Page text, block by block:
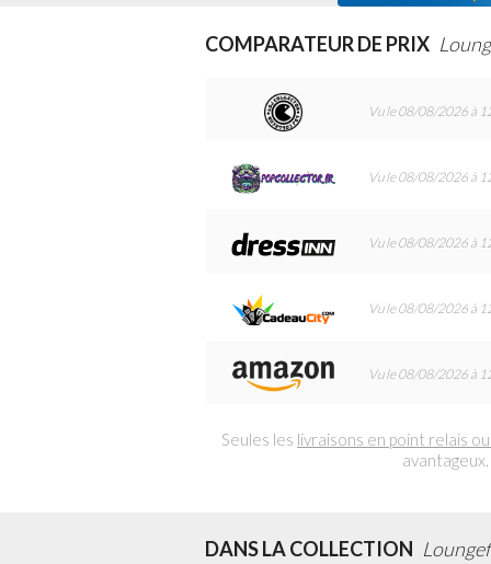
COMPARATEUR DE PRIX
Vu le 08/08/2026 à
Vu le 08/08/2026 à
Vu le 08/08/2026 à
Vu le 08/08/2026 à
Vu le 08/08/2026 à
Seules les livraisons en point relais
DANS LA COLLECTION